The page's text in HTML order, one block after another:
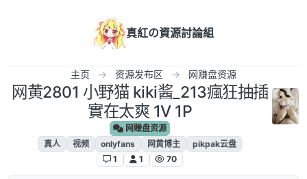
真紅の資源討論組
主页 资源发布区 网赚盘资源
网黄2801 小野猫 kiki酱_213瘋狂抽插
實在太爽 1V 1P
网赚盘资源
真人
视频 onlyfans 网黄博主
pikpak云盘
1
1 70